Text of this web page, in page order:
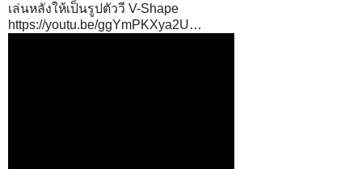
เล่นหลังให้เป็นรูปตัววี V-Shape
https://youtu.be/ggYmPKXya2U…